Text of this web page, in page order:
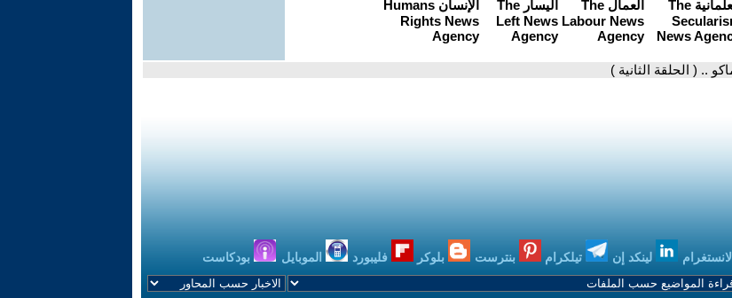
.. ( الحلقة الثانية )
الانستغرام لينكد إن تيلكرام بنترست بلوكر فليبورد الموبايل بودكاست